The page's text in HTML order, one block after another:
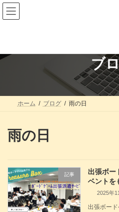
コ
ン
テ
ス
ナ
ビ
ゲ
ン
ブ
ホーム ブログ 雨の日
雨の日
記事
出張ボー
ベントを
2025年
出張ボード